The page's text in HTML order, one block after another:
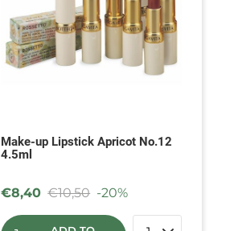
Make-up Lipstick Apricot No.12
4.5ml
€8,40 €10,50 -20%